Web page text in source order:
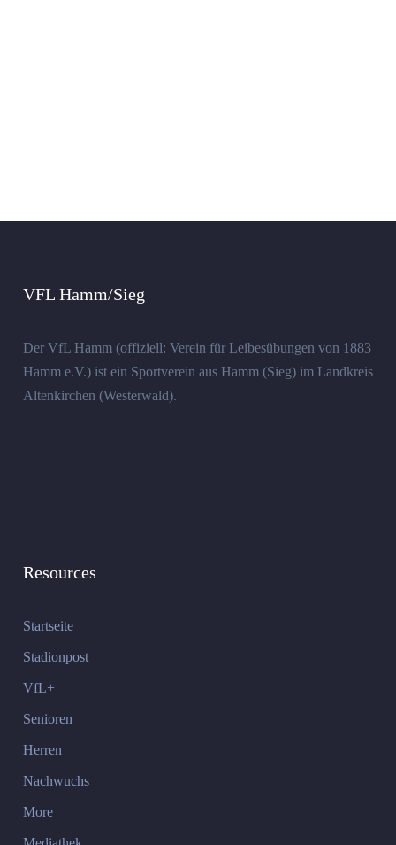
VFL Hamm/Sieg
Der VfL Hamm (offiziell: Verein für Leibesübungen von 1883
Hamm e.V.) ist ein Sportverein aus Hamm (Sieg) im Landkreis
Altenkirchen (Westerwald).
Resources
Startseite
Stadionpost
VfL+
Senioren
Herren
Nachwuchs
More